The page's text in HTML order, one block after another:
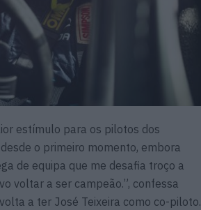
estímulo para os pilotos dos
o primeiro momento, embora
de equipa que me desafia troço a
voltar a ser campeão.”, confessa
a ter José Teixeira como co-piloto.